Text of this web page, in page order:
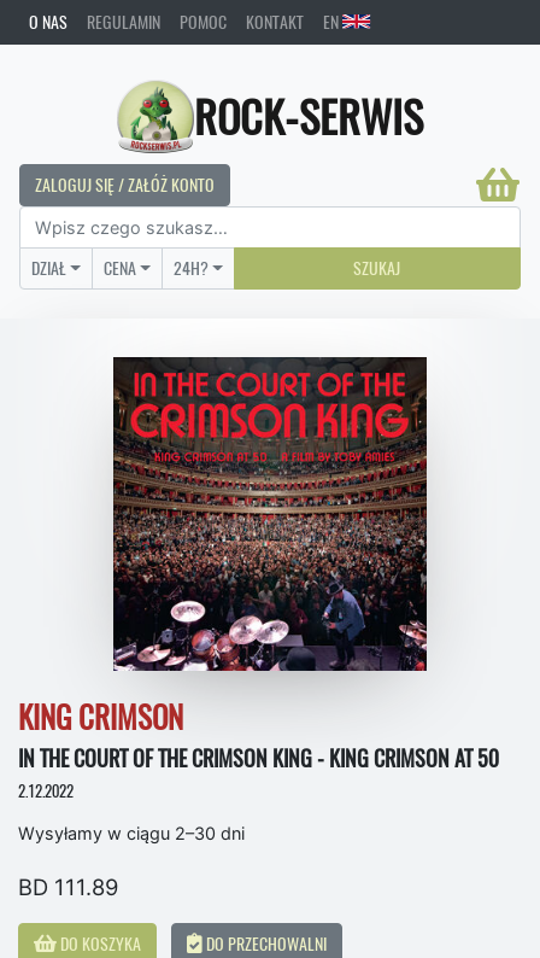
O NAS REGULAMIN POMOC KONTAKT EN
ROCK-SERWIS
ZALOGUJ SIĘ / ZAŁÓŻ KONTO
DZIAŁ CENA 24H? SZUKAJ
KING CRIMSON
IN THE COURT OF THE CRIMSON KING - KING CRIMSON AT 50
2.12.2022
Wysyłamy w ciągu 2–30 dni
BD 111.89
DO KOSZYKA DO PRZECHOWALNI